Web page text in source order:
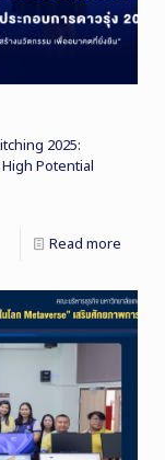
2025:
Potential
Read more